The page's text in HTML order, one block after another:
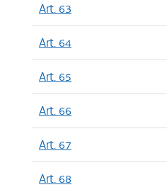
Art. 63
Art. 64
Art. 65
Art. 66
Art. 67
Art. 68